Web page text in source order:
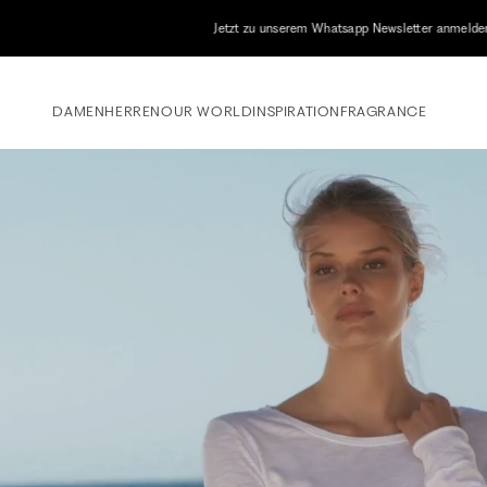
zu unserem Whatsapp Newsletter anmelden & 10% Willkommensgutschein
DAMENHERRENOUR WORLDINSPIRATION FRAGRANCE